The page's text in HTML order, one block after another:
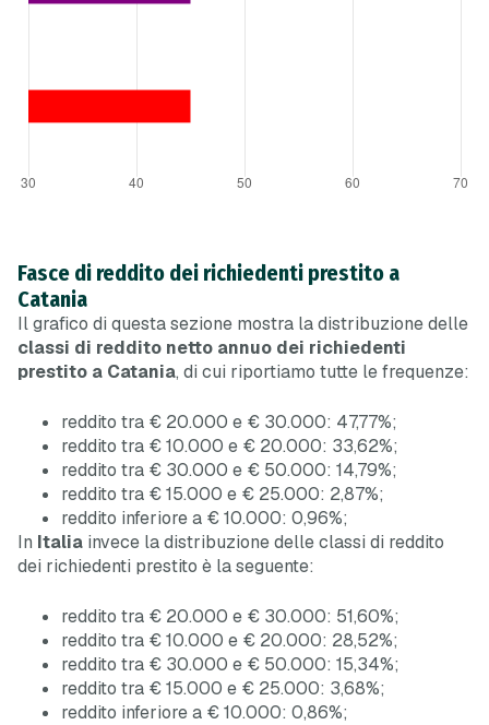
Fasce di reddito dei richiedenti prestito a
Catania
Il grafico di questa sezione mostra la distribuzione delle
classi di reddito netto annuo dei richiedenti
prestito a Catania, di cui riportiamo tutte le frequenze:
reddito tra € 20.000 e € 30.000: 47,77%;
reddito tra € 10.000 e € 20.000: 33,62%;
reddito tra € 30.000 e € 50.000: 14,79%;
reddito tra € 15.000 e € 25.000: 2,87%;
reddito inferiore a € 10.000: 0,96%;
In Italia invece la distribuzione delle classi di reddito
dei richiedenti prestito è la seguente:
reddito tra € 20.000 e € 30.000: 51,60%;
reddito tra € 10.000 e € 20.000: 28,52%;
reddito tra € 30.000 e € 50.000: 15,34%;
reddito tra € 15.000 e € 25.000: 3,68%;
reddito inferiore a € 10.000: 0,86%;